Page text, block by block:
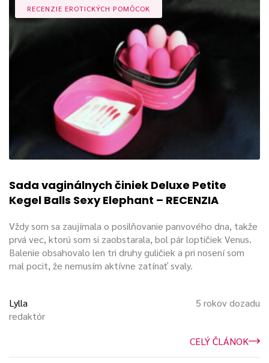
RECENZIE EROTICKÝCH POMÔCOK
Sada vaginálnych činiek Deluxe Petite
Kegel Balls Sexy Elephant – RECENZIA
Vždy som sa zaujímala o posilňovanie panvového dna, takže
prvá vec, ktorú som si zaobstarala, bol pár loptičiek Venus.
Balenie obsahovalo len tri druhy guličiek a pri nosení som
mal pocit, že nemusím aktívne zatínať svaly.
Lylla
redaktór
5 rokov dozadu
CELÝ ČLÁNOK